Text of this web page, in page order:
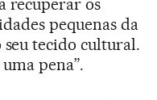
recuperar os
pequenas da
tecido cultural.
uma pena”.